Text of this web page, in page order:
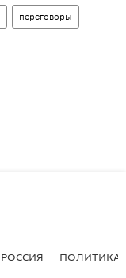
переговоры
РОССИЯ ПОЛИТИКА